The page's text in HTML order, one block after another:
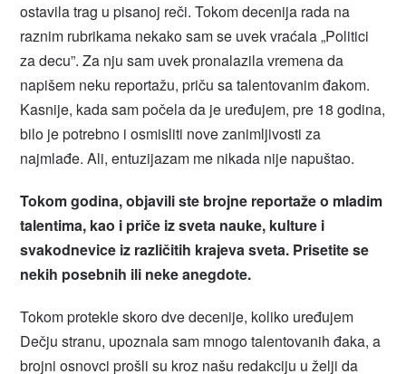
ostavila trag u pisanoj reči. Tokom decenija rada na
raznim rubrikama nekako sam se uvek vraćala „Politici
za decu”. Za nju sam uvek pronalazila vremena da
napišem neku reportažu, priču sa talentovanim đakom.
Kasnije, kada sam počela da je uređujem, pre 18 godina,
bilo je potrebno i osmisliti nove zanimljivosti za
najmlađe. Ali, entuzijazam me nikada nije napuštao.
Tokom godina, objavili ste brojne reportaže o mladim
talentima, kao i priče iz sveta nauke, kulture i
svakodnevice iz različitih krajeva sveta. Prisetite se
nekih posebnih ili neke anegdote.
Tokom protekle skoro dve decenije, koliko uređujem
Dečju stranu, upoznala sam mnogo talentovanih đaka, a
brojni osnovci prošli su kroz našu redakciju u želji da